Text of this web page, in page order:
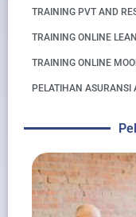
TRAINING PVT AND
TRAINING ONLINE
TRAINING ONLINE
PELATIHAN ASURANSI